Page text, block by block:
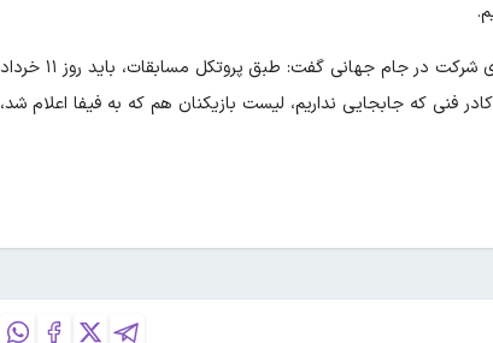
ممبینی در پایان درباره اعلام نهایی فهرست تیم ملی فوتبال ایران برای شرکت در جام جهانی گفت: طبق پروتکل مسابقات، باید روز ۱۱ خرداد
که شامل ۲۶ بازیکن می‌شود. در کادر فنی که جابجایی نداریم، لیست بازیکنان هم که به فیفا اعلام شد،